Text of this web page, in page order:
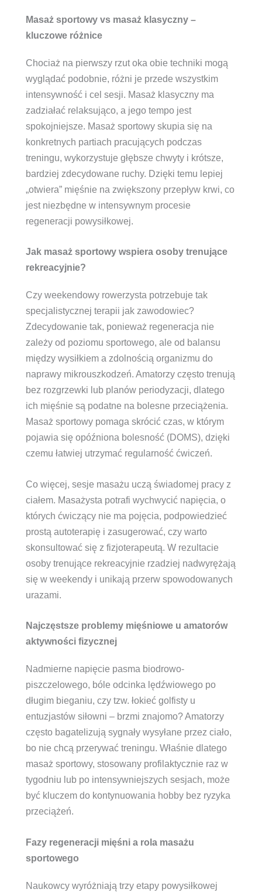
Masaż sportowy vs masaż klasyczny –
kluczowe różnice
Chociaż na pierwszy rzut oka obie techniki mogą
wyglądać podobnie, różni je przede wszystkim
intensywność i cel sesji. Masaż klasyczny ma
zadziałać relaksująco, a jego tempo jest
spokojniejsze. Masaż sportowy skupia się na
konkretnych partiach pracujących podczas
treningu, wykorzystuje głębsze chwyty i krótsze,
bardziej zdecydowane ruchy. Dzięki temu lepiej
„otwiera” mięśnie na zwiększony przepływ krwi, co
jest niezbędne w intensywnym procesie
regeneracji powysiłkowej.
Jak masaż sportowy wspiera osoby trenujące
rekreacyjnie?
Czy weekendowy rowerzysta potrzebuje tak
specjalistycznej terapii jak zawodowiec?
Zdecydowanie tak, ponieważ regeneracja nie
zależy od poziomu sportowego, ale od balansu
między wysiłkiem a zdolnością organizmu do
naprawy mikrouszkodzeń. Amatorzy często trenują
bez rozgrzewki lub planów periodyzacji, dlatego
ich mięśnie są podatne na bolesne przeciążenia.
Masaż sportowy pomaga skrócić czas, w którym
pojawia się opóźniona bolesność (DOMS), dzięki
czemu łatwiej utrzymać regularność ćwiczeń.
Co więcej, sesje masażu uczą świadomej pracy z
ciałem. Masażysta potrafi wychwycić napięcia, o
których ćwiczący nie ma pojęcia, podpowiedzieć
prostą autoterapię i zasugerować, czy warto
skonsultować się z fizjoterapeutą. W rezultacie
osoby trenujące rekreacyjnie rzadziej nadwyrężają
się w weekendy i unikają przerw spowodowanych
urazami.
Najczęstsze problemy mięśniowe u amatorów
aktywności fizycznej
Nadmierne napięcie pasma biodrowo-
piszczelowego, bóle odcinka lędźwiowego po
długim bieganiu, czy tzw. łokieć golfisty u
entuzjastów siłowni – brzmi znajomo? Amatorzy
często bagatelizują sygnały wysyłane przez ciało,
bo nie chcą przerywać treningu. Właśnie dlatego
masaż sportowy, stosowany profilaktycznie raz w
tygodniu lub po intensywniejszych sesjach, może
być kluczem do kontynuowania hobby bez ryzyka
przeciążeń.
Fazy regeneracji mięśni a rola masażu
sportowego
Naukowcy wyróżniają trzy etapy powysiłkowej